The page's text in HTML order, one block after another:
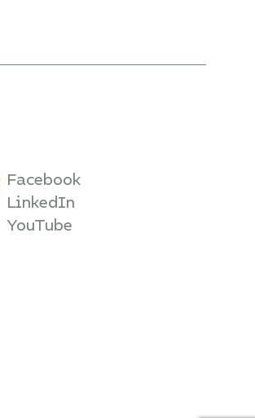
Facebook
LinkedIn
YouTube